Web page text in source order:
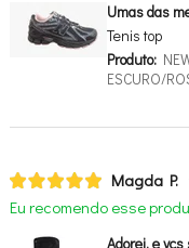
Umas das
Tenis top
Produto:
ESCURO/
Magda P.
Eu recomendo esse
Adorei, e